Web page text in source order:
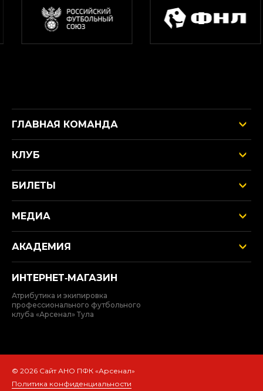
ГЛАВНАЯ КОМАНДА
КЛУБ
БИЛЕТЫ
МЕДИА
АКАДЕМИЯ
ИНТЕРНЕТ‑МАГАЗИН
Атрибутика и экипировка
профессионального футбольного
клуба «Арсенал» Тула
© 2026 Сайт АНО ПФК «Арсенал»
Политика конфиденциальности